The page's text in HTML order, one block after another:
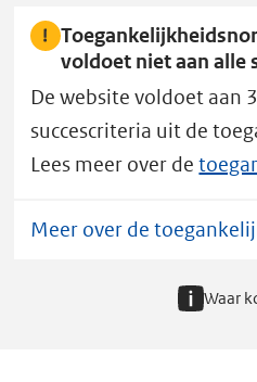
voldoet niet aan alle
De website voldoet aan
succescriteria uit de
Lees meer over de
Meer over de
Waar